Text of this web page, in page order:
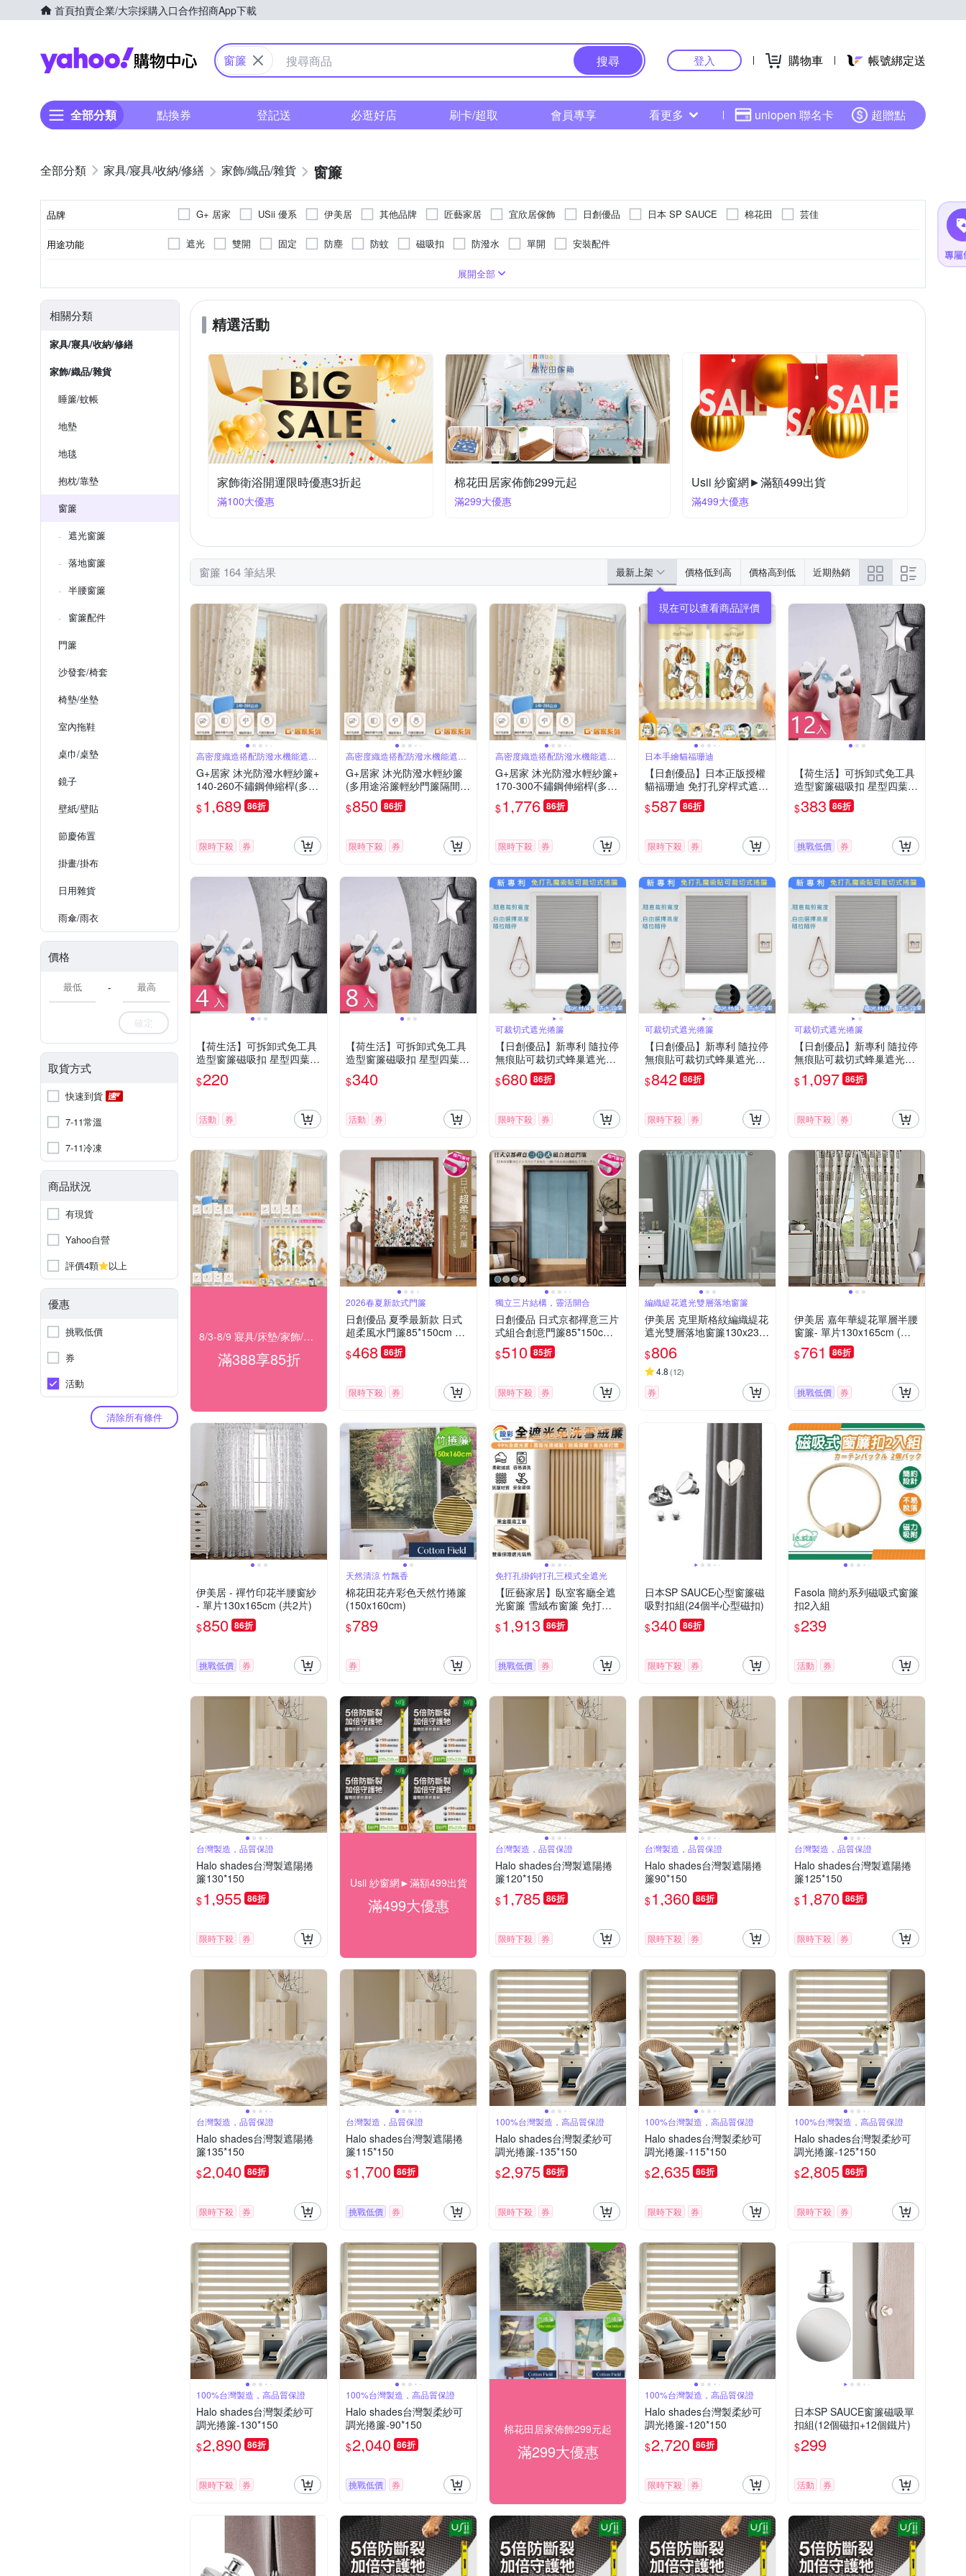
首頁拍賣企業/大宗採購入口合作招商App下載
Yahoo購物中心
窗簾 搜尋 登入 購物車 帳號綁定送
全部分類 點換券 登記送 必逛好店 刷卡/超取 會員專享 看更多 uniopen 聯名卡 超贈點
家具/寢具/收納/修繕 家飾/織品/雜貨 窗簾
品牌 G+ 居家 USii 優系 伊美居 其他品牌 匠藝家居 宜欣居傢飾 日創優品 日本 SP SAUCE 棉花田 芸佳
用途功能 遮光 雙開 固定 防塵 防蚊 磁吸扣 防潑水 單開 安裝配件
簾桿
展開全部
相關分類
家具/寢具/收納/修繕
家飾/織品/雜貨
睡簾/蚊帳
地墊
地毯
抱枕/靠墊
窗簾
遮光窗簾
落地窗簾
半腰窗簾
窗簾配件
門簾
沙發套/椅套
椅墊/坐墊
室內拖鞋
桌巾/桌墊
鏡子
壁紙/壁貼
節慶佈置
掛畫/掛布
日用雜貨
雨傘/雨衣
價格
-
確定
取貨方式
快速到貨
7-11常溫
7-11冷凍
商品狀況
有現貨
Yahoo自營
評價4顆
以上
優惠
挑戰低價
券
活動
清除所有條件
精選活動
家飾衛浴開運限時優惠3折起
滿100大優惠
棉花田居家佈飾299元起
滿299大優惠
Usii 紗窗網►滿額499出貨
滿499大優惠
窗簾 164 筆結果 最新上架 價格低到高 價格高到低 近期熱銷
高密度織造搭配防潑水機能遮蔽
隱私採光柔和
G+居家 沐光防潑水輕紗簾+
140-260不鏽鋼伸縮桿(多用
途浴簾輕紗門簾隔間簾浴室
隔間簾/布藝浴簾/輕紗落地
$1,689 86折
限時下殺 券
高密度織造搭配防潑水機能遮蔽
隱私採光柔和
G+居家 沐光防潑水輕紗簾
(多用途浴簾輕紗門簾隔間簾
浴室隔間簾/布藝浴簾/輕紗
落地簾)
$850 86折
限時下殺 券
高密度織造搭配防潑水機能遮蔽
隱私採光柔和
G+居家 沐光防潑水輕紗簾+
170-300不鏽鋼伸縮桿(多用
途浴簾輕紗門簾隔間簾浴室
隔間簾/布藝浴簾/輕紗落地
$1,776 86折
限時下殺 券
日本手繪貓福珊迪
【日創優品】日本正版授權
貓福珊迪 免打孔穿桿式遮光
窗簾150x200一片(窗簾/風
水簾/門簾/拉簾/隔簾/遮光窗
$587 86折
限時下殺 券
【荷生活】可拆卸式免工具
造型窗簾磁吸扣 星型四葉草
防漏光磁吸式固定器-12入
組
$383 86折
挑戰低價 券
【荷生活】可拆卸式免工具
造型窗簾磁吸扣 星型四葉草
防漏光磁吸式固定器-4入組
$220
活動 券
【荷生活】可拆卸式免工具
造型窗簾磁吸扣 星型四葉草
防漏光磁吸式固定器-8入組
$340
活動 券
可裁切式遮光捲簾
【日創優品】新專利 隨拉停
無痕貼可裁切式蜂巢遮光捲
簾74*163(蜂巢捲簾/遮光簾/
百摺簾/窗簾/門簾)
$680 86折
限時下殺 券
可裁切式遮光捲簾
【日創優品】新專利 隨拉停
無痕貼可裁切式蜂巢遮光捲
簾99*163(蜂巢捲簾/遮光簾/
百摺簾/窗簾/門簾)
$842 86折
限時下殺 券
可裁切式遮光捲簾
【日創優品】新專利 隨拉停
無痕貼可裁切式蜂巢遮光捲
簾122*163(蜂巢捲簾/遮光
簾/百摺簾/窗簾/門簾)
$1,097 86折
限時下殺 券
8/3-8/9 寢具/床墊/家飾/開運 滿388享85折
滿388享85折
2026春夏新款式門簾
日創優品 夏季最新款 日式
超柔風水門簾85*150cm 送
門簾桿(門簾/風水簾/長門簾/
紗簾/拉簾/窗簾)
$468 86折
限時下殺 券
獨立三片結構，靈活開合
日創優品 日式京都禪意三片
式組合創意門簾85*150cm
送門簾桿(送桿子/長門簾/風
水簾/門簾/臥室門簾/短門簾)
$510 85折
限時下殺 券
編織緹花遮光雙層落地窗簾
伊美居 克里斯格紋編織緹花
遮光雙層落地窗簾130x230c
m -2件
$806
4.8 (12)
券
伊美居 嘉年華緹花單層半腰
窗簾- 單片130x165cm (共2
片)
$761 86折
挑戰低價 券
伊美居 - 禪竹印花半腰窗紗
- 單片130x165cm (共2片)
$850 86折
挑戰低價 券
天然清涼 竹飄香
棉花田花卉彩色天然竹捲簾
(150x160cm)
$789
券
免打孔掛鉤打孔三模式全遮光
【匠藝家居】臥室客廳全遮
光窗簾 雪絨布窗簾 免打孔
隔音窗簾 雪絨奶茶 掛鉤款
2.6-3.1m 簾子高度2.5米
$1,913 86折
挑戰低價 券
日本SP SAUCE心型窗簾磁
吸對扣組(24個半心型磁扣)
$340 86折
限時下殺 券
Fasola 簡約系列磁吸式窗簾
扣2入組
$239
活動 券
台灣製造，品質保證
Halo shades台灣製遮陽捲
簾130*150
$1,955 86折
限時下殺 券
Usii 紗窗網►滿額499出貨
滿499大優惠
台灣製造，品質保證
Halo shades台灣製遮陽捲
簾120*150
$1,785 86折
限時下殺 券
台灣製造，品質保證
Halo shades台灣製遮陽捲
簾90*150
$1,360 86折
限時下殺 券
台灣製造，品質保證
Halo shades台灣製遮陽捲
簾125*150
$1,870 86折
限時下殺 券
台灣製造，品質保證
Halo shades台灣製遮陽捲
簾135*150
$2,040 86折
限時下殺 券
台灣製造，品質保證
Halo shades台灣製遮陽捲
簾115*150
$1,700 86折
挑戰低價 券
100%台灣製造，高品質保證
Halo shades台灣製柔紗可
調光捲簾-135*150
$2,975 86折
限時下殺 券
100%台灣製造，高品質保證
Halo shades台灣製柔紗可
調光捲簾-115*150
$2,635 86折
限時下殺 券
100%台灣製造，高品質保證
Halo shades台灣製柔紗可
調光捲簾-125*150
$2,805 86折
限時下殺 券
100%台灣製造，高品質保證
Halo shades台灣製柔紗可
調光捲簾-130*150
$2,890 86折
限時下殺 券
100%台灣製造，高品質保證
Halo shades台灣製柔紗可
調光捲簾-90*150
$2,040 86折
挑戰低價 券
棉花田居家佈飾299元起
滿299大優惠
100%台灣製造，高品質保證
Halo shades台灣製柔紗可
調光捲簾-120*150
$2,720 86折
限時下殺 券
日本SP SAUCE窗簾磁吸單
扣組(12個磁扣+12個鐵片)
$299
活動 券